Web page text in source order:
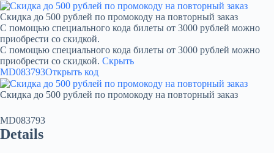
Скидка до 500 рублей по промокоду на повторный заказ
С помощью специального кода билеты от 3000 рублей можно
приобрести со скидкой.
С помощью специального кода билеты от 3000 рублей можно
приобрести со скидкой. Скрыть
MD083793Открыть код
Скидка до 500 рублей по промокоду на повторный заказ
MD083793
Details